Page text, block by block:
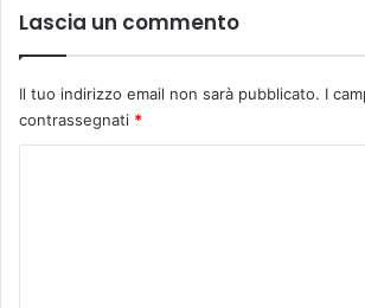
a
l
e
e
r
e
g
Lascia un commento
Il tuo indirizzo email non sarà pubblicato. I
contrassegnati *